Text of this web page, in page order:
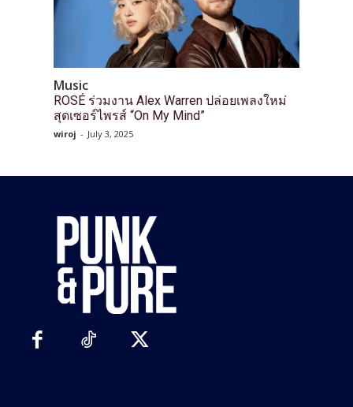
Music
ROSÉ ร่วมงาน Alex Warren ปล่อยเพลงใหม่
สุดเซอร์ไพรส์ “On My Mind”
wiroj - July 3, 2025